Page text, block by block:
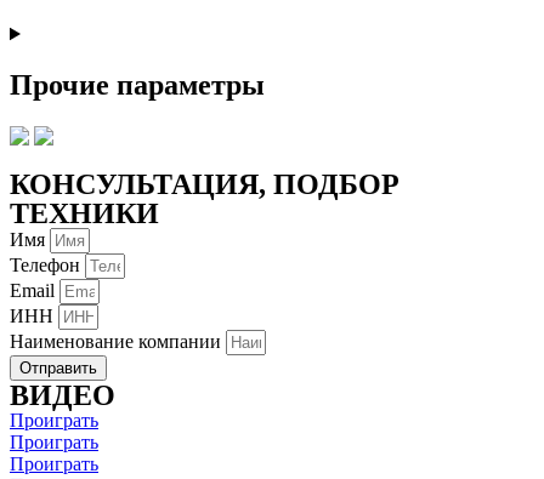
Прочие параметры
КОНСУЛЬТАЦИЯ, ПОДБОР
ТЕХНИКИ
Имя
Телефон
Email
ИНН
Наименование компании
Отправить
ВИДЕО
Проиграть
Проиграть
Проиграть